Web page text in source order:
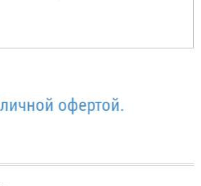
офертой.